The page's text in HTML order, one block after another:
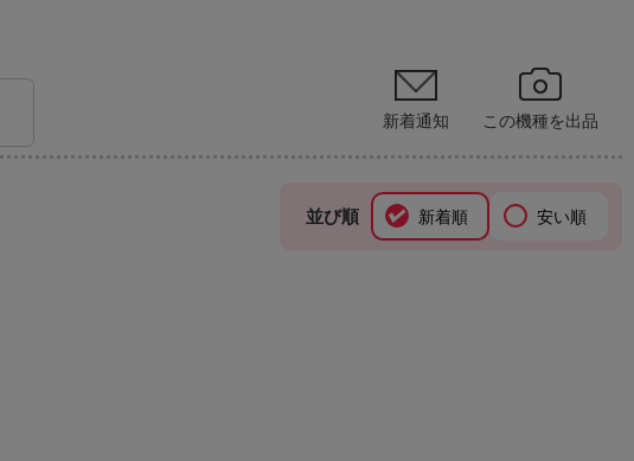
新着通知 この機種を出品
並び順 新着順 安い順